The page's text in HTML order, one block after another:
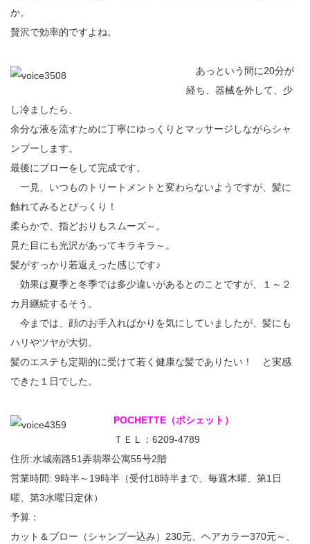
か。
贅沢で効率的ですよね。
あっという間に20分が
経ち、器械を外して、少
し冷ましたら、
余分な液を流すために丁寧にゆっくりとマッサージしながらシャ
ンプーします。
最後にブローをして完成です。
一見、いつものトリートメントと変わらないようですが、髪に
触れてみるとびっくり！
柔らかで、指どおりもスムーズ～。
見た目にも光沢があってキラキラ～。
髪がすっかり若返えった感じです♪
効果は夏季と冬季では多少違いがあるとのことですが、１～２
カ月継続するそう。
今までは、顔のお手入ればかりを気にしていましたが、髪にも
ハリやツヤが大切。
髪のエステも定期的に受けて若く健康な髪でありたい！ と実感
できた１日でした。
POCHETTE（ポシェット）
ＴＥＬ：6209-4789
住所:水城南路51弄翡翠公寓55号2階
営業時間: 9時半～19時半（受付18時半まで、毎週木曜、第1日
曜、第3水曜日定休）
予算：
カット＆ブロー（シャンプー込み）230元、ヘアカラー370元～、